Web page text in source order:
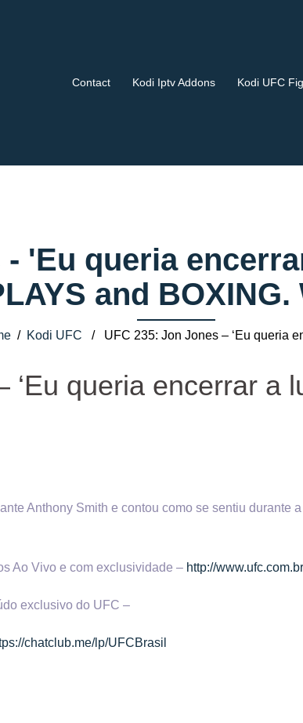
Contact Kodi Iptv Addons Kodi UFC
- 'Eu queria
and
/ Kodi UFC / UFC 235: Jon Jones – ‘Eu queria
queria encerrar a
Anthony Smith e contou como se sentiu durante
Ao Vivo e com exclusividade – http://
exclusivo do UFC –
chatclub.me/lp/UFCBrasil